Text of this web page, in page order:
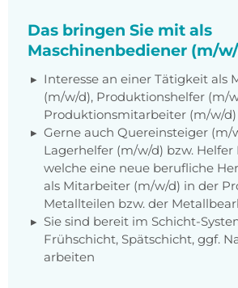
Das bringen Sie mit als
Maschinenbediener (m/
Interesse an einer Tätigkeit als
(m/w/d), Produktionshelfer (m/
Produktionsmitarbeiter (m/w/d)
Gerne auch Quereinsteiger (m/
Lagerhelfer (m/w/d) bzw. Helfer
welche eine neue berufliche
als Mitarbeiter (m/w/d) in der
Metallteilen bzw. der
Sie sind bereit im Schicht-
Frühschicht, Spätschicht, ggf.
arbeiten